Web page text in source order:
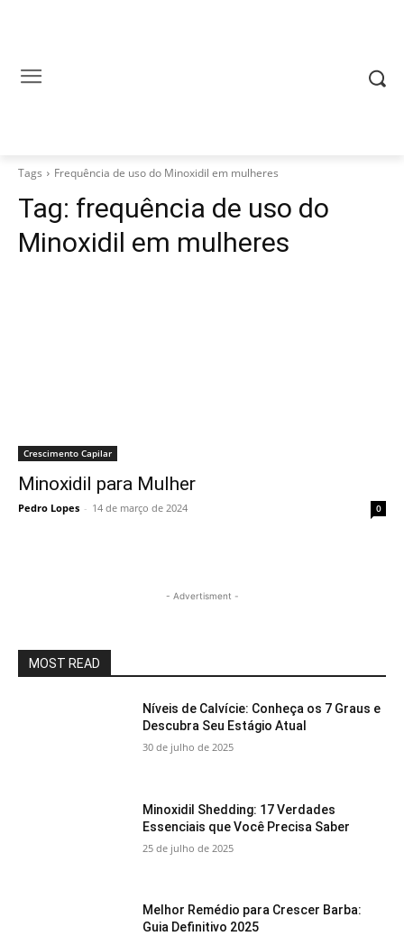
Tags Frequência de uso do Minoxidil em mulheres
Tag: frequência de uso do
Minoxidil em mulheres
Crescimento Capilar
Minoxidil para Mulher
Pedro Lopes - 14 de março de 2024 0
- Advertisment -
MOST READ
Níveis de Calvície: Conheça os 7 Graus e
Descubra Seu Estágio Atual
30 de julho de 2025
Minoxidil Shedding: 17 Verdades
Essenciais que Você Precisa Saber
25 de julho de 2025
Melhor Remédio para Crescer Barba:
Guia Definitivo 2025